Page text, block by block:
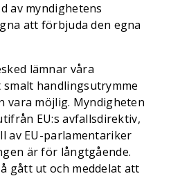
av myndighetens
att förbjuda den egna
lämnar våra
handlingsutrymme
vara möjlig. Myndigheten
EU:s avfallsdirektiv,
av EU-parlamentariker
är för långtgående.
gått ut och meddelat att